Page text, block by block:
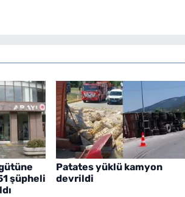
şüpheli
Patates yüklü kamyon
devrildi